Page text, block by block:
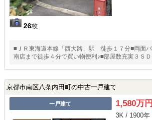
26枚
■ＪＲ東海道本線「西大路」駅 徒歩１７分■両面
南店まで徒歩４分で買い物便利♪■部屋数充実３ＳＤ
京都市南区八条内田町の中古一戸建て
一戸建て 1,580万円
3K / 1900年